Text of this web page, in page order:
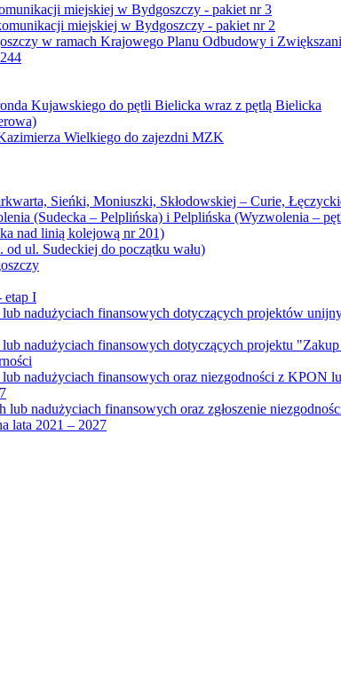
miejskiej w Bydgoszczy - pakiet nr 3
miejskiej w Bydgoszczy - pakiet nr 2
w ramach Krajowego Planu Odbudowy i
Kujawskiego do pętli Bielicka wraz z pętlą Bielicka
Wielkiego do zajezdni MZK
Sieńki, Moniuszki, Skłodowskiej – Curie,
(Sudecka – Pelplińska) i Pelplińska (Wyzwolenia –
nad linią kolejową nr 201)
ul. Sudeckiej do początku wału)
etap I
nadużyciach finansowych dotyczących projektów
nadużyciach finansowych dotyczących projektu
nadużyciach finansowych oraz niezgodności z KPON
nadużyciach finansowych oraz zgłoszenie
lata 2021 – 2027